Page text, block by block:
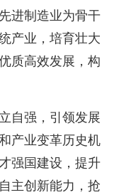
进制造业为骨干
产业，培育壮大
质高效发展，构
自强，引领发展
产业变革历史机
强国建设，提升
主创新能力，抢